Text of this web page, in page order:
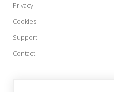
Privacy
Cookies
Support
Contact
About